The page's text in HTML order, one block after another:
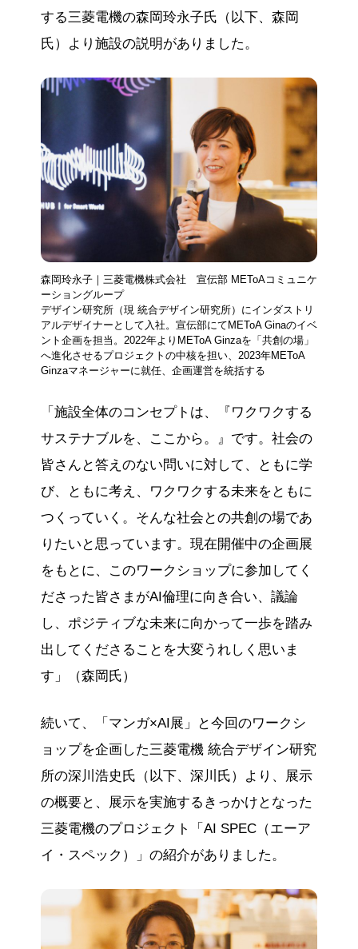
する三菱電機の森岡玲永子氏（以下、森岡
氏）より施設の説明がありました。
森岡玲永子｜三菱電機株式会社 宣伝部 METoAコミュニケ
ーショングループ
デザイン研究所（現 統合デザイン研究所）にインダストリ
アルデザイナーとして入社。宣伝部にてMEToA Ginaのイベ
ント企画を担当。2022年よりMEToA Ginzaを「共創の場」
へ進化させるプロジェクトの中核を担い、2023年METoA
Ginzaマネージャーに就任、企画運営を統括する
「施設全体のコンセプトは、『ワクワクする
サステナブルを、ここから。』です。社会の
皆さんと答えのない問いに対して、ともに学
び、ともに考え、ワクワクする未来をともに
つくっていく。そんな社会との共創の場であ
りたいと思っています。現在開催中の企画展
をもとに、このワークショップに参加してく
ださった皆さまがAI倫理に向き合い、議論
し、ポジティブな未来に向かって一歩を踏み
出してくださることを大変うれしく思いま
す」（森岡氏）
続いて、「マンガ×AI展」と今回のワークシ
ョップを企画した三菱電機 統合デザイン研究
所の深川浩史氏（以下、深川氏）より、展示
の概要と、展示を実施するきっかけとなった
三菱電機のプロジェクト「AI SPEC（エーア
イ・スペック）」の紹介がありました。